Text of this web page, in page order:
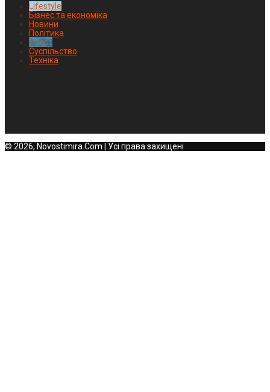
Lifestyle
Бізнес та економіка
Новини
Політика
Спорт
Суспільство
Техніка
© 2026, Novostimira.Com | Усі права захищені